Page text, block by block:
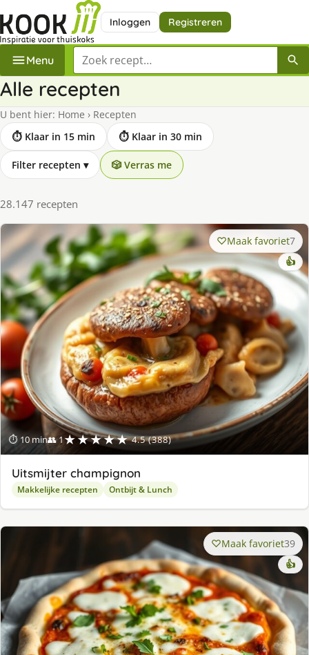
Inloggen Registreren
Menu Zoek een recept
Alle recepten
U bent hier: Home › Recepten
⏱ Klaar in 15 min
⏱ Klaar in 30 min
Filter recepten ▾ 🎲 Verras me
28.147 recepten
⏱ 10 min👥 1★★★★★ 4.5 (388)
Maak favoriet7
👍
Uitsmijter champignon
Makkelijke recepten Ontbijt & Lunch
Maak favoriet39
👍